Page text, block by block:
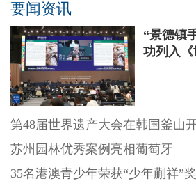
要闻资讯
“景德镇
功列入《
第48届世界遗产大会在韩国釜山
苏州园林优秀案例亮相葡萄牙
35名港澳青少年荣获“少年蒯祥”奖